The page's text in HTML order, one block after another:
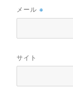
メール※
サイト